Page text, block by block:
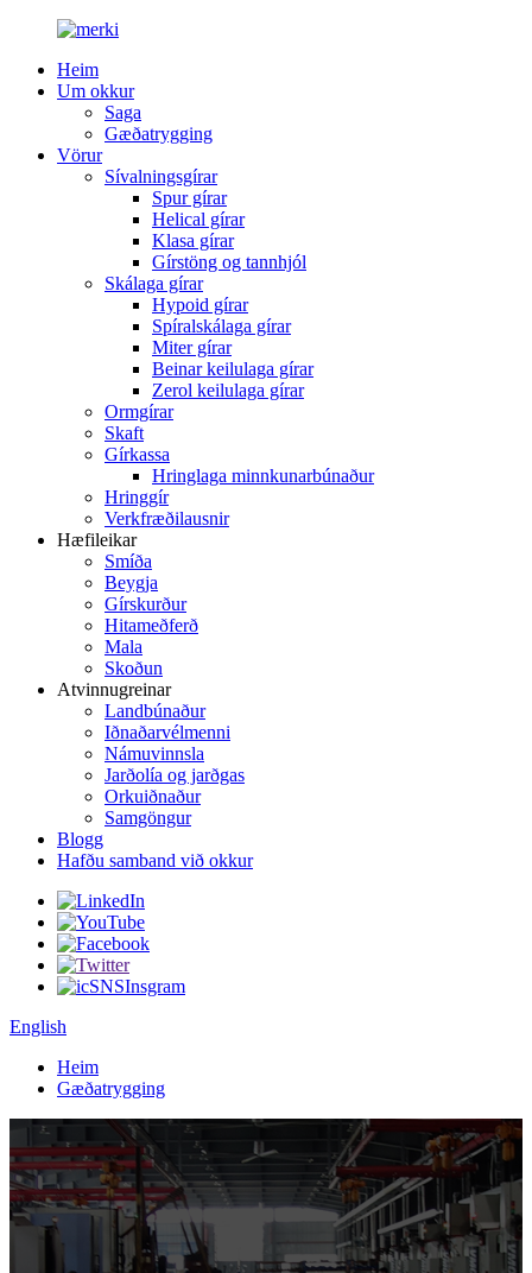
Heim
Um okkur
Saga
Gæðatrygging
Vörur
Sívalningsgírar
Spur gírar
Helical gírar
Klasa gírar
Gírstöng og tannhjól
Skálaga gírar
Hypoid gírar
Spíralskálaga gírar
Miter gírar
Beinar keilulaga gírar
Zerol keilulaga gírar
Ormgírar
Skaft
Gírkassa
Hringlaga minnkunarbúnaður
Hringgír
Verkfræðilausnir
Hæfileikar
Smíða
Beygja
Gírskurður
Hitameðferð
Mala
Skoðun
Atvinnugreinar
Landbúnaður
Iðnaðarvélmenni
Námuvinnsla
Jarðolía og jarðgas
Orkuiðnaður
Samgöngur
Blogg
Hafðu samband við okkur
English
Heim
Gæðatrygging